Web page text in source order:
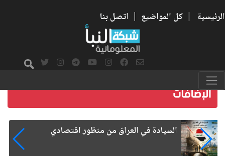
الرئيسية | كل المواضيع | اتصل بنا
ما بعد الأربعين.. كيف اتسعت الزيارة من هويتها